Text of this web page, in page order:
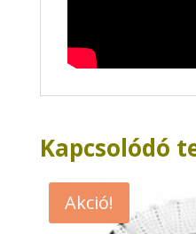
Kapcsolódó
Akció!